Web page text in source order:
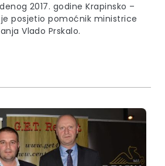
2017. godine Krapinsko –
posjetio pomoćnik ministrice
Vlado Prskalo.